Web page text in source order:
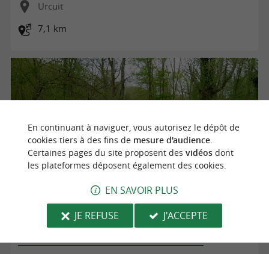
Urcuit
7,1 km
Balade à Roulettes n°29 : Les Barthes de l'Ardanavy à
En continuant à naviguer, vous autorisez le dépôt de
cookies tiers à des fins de mesure d'audience.
Certaines pages du site proposent des vidéosdont
les plateformes déposent également des cookies.
EN SAVOIR PLUS
JE REFUSE
J'ACCEPTE